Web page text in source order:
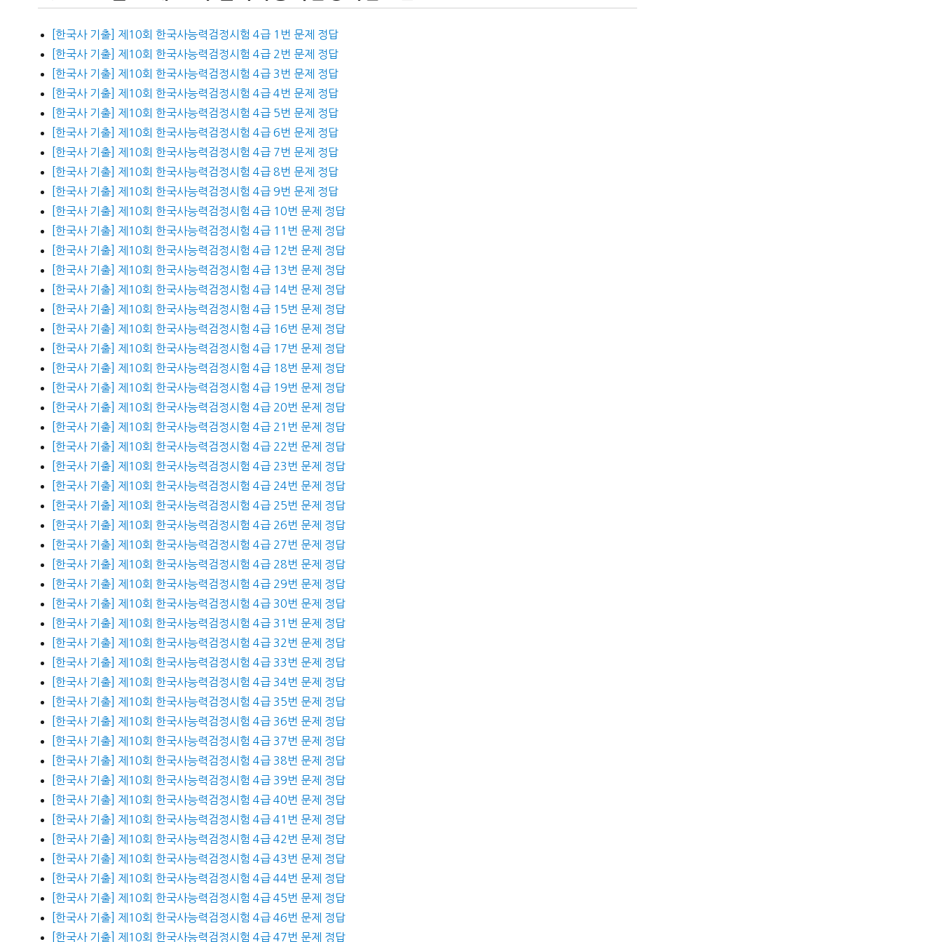
[한국사 기출] 제10회 한국사능력검정시험 4급 1번 문제 정답
[한국사 기출] 제10회 한국사능력검정시험 4급 2번 문제 정답
[한국사 기출] 제10회 한국사능력검정시험 4급 3번 문제 정답
[한국사 기출] 제10회 한국사능력검정시험 4급 4번 문제 정답
[한국사 기출] 제10회 한국사능력검정시험 4급 5번 문제 정답
[한국사 기출] 제10회 한국사능력검정시험 4급 6번 문제 정답
[한국사 기출] 제10회 한국사능력검정시험 4급 7번 문제 정답
[한국사 기출] 제10회 한국사능력검정시험 4급 8번 문제 정답
[한국사 기출] 제10회 한국사능력검정시험 4급 9번 문제 정답
[한국사 기출] 제10회 한국사능력검정시험 4급 10번 문제 정답
[한국사 기출] 제10회 한국사능력검정시험 4급 11번 문제 정답
[한국사 기출] 제10회 한국사능력검정시험 4급 12번 문제 정답
[한국사 기출] 제10회 한국사능력검정시험 4급 13번 문제 정답
[한국사 기출] 제10회 한국사능력검정시험 4급 14번 문제 정답
[한국사 기출] 제10회 한국사능력검정시험 4급 15번 문제 정답
[한국사 기출] 제10회 한국사능력검정시험 4급 16번 문제 정답
[한국사 기출] 제10회 한국사능력검정시험 4급 17번 문제 정답
[한국사 기출] 제10회 한국사능력검정시험 4급 18번 문제 정답
[한국사 기출] 제10회 한국사능력검정시험 4급 19번 문제 정답
[한국사 기출] 제10회 한국사능력검정시험 4급 20번 문제 정답
[한국사 기출] 제10회 한국사능력검정시험 4급 21번 문제 정답
[한국사 기출] 제10회 한국사능력검정시험 4급 22번 문제 정답
[한국사 기출] 제10회 한국사능력검정시험 4급 23번 문제 정답
[한국사 기출] 제10회 한국사능력검정시험 4급 24번 문제 정답
[한국사 기출] 제10회 한국사능력검정시험 4급 25번 문제 정답
[한국사 기출] 제10회 한국사능력검정시험 4급 26번 문제 정답
[한국사 기출] 제10회 한국사능력검정시험 4급 27번 문제 정답
[한국사 기출] 제10회 한국사능력검정시험 4급 28번 문제 정답
[한국사 기출] 제10회 한국사능력검정시험 4급 29번 문제 정답
[한국사 기출] 제10회 한국사능력검정시험 4급 30번 문제 정답
[한국사 기출] 제10회 한국사능력검정시험 4급 31번 문제 정답
[한국사 기출] 제10회 한국사능력검정시험 4급 32번 문제 정답
[한국사 기출] 제10회 한국사능력검정시험 4급 33번 문제 정답
[한국사 기출] 제10회 한국사능력검정시험 4급 34번 문제 정답
[한국사 기출] 제10회 한국사능력검정시험 4급 35번 문제 정답
[한국사 기출] 제10회 한국사능력검정시험 4급 36번 문제 정답
[한국사 기출] 제10회 한국사능력검정시험 4급 37번 문제 정답
[한국사 기출] 제10회 한국사능력검정시험 4급 38번 문제 정답
[한국사 기출] 제10회 한국사능력검정시험 4급 39번 문제 정답
[한국사 기출] 제10회 한국사능력검정시험 4급 40번 문제 정답
[한국사 기출] 제10회 한국사능력검정시험 4급 41번 문제 정답
[한국사 기출] 제10회 한국사능력검정시험 4급 42번 문제 정답
[한국사 기출] 제10회 한국사능력검정시험 4급 43번 문제 정답
[한국사 기출] 제10회 한국사능력검정시험 4급 44번 문제 정답
[한국사 기출] 제10회 한국사능력검정시험 4급 45번 문제 정답
[한국사 기출] 제10회 한국사능력검정시험 4급 46번 문제 정답
[한국사 기출] 제10회 한국사능력검정시험 4급 47번 문제 정답